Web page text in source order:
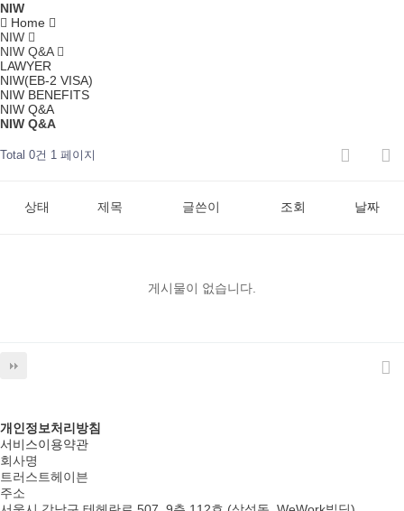
NIW
Home
NIW
NIW Q&A
LAWYER
NIW(EB-2 VISA)
NIW BENEFITS
NIW Q&A
NIW Q&A
Total 0건 1 페이지
상태 제목 글쓴이 조회 날짜
게시물이 없습니다.
개인정보처리방침
서비스이용약관
회사명
트러스트헤이븐
주소